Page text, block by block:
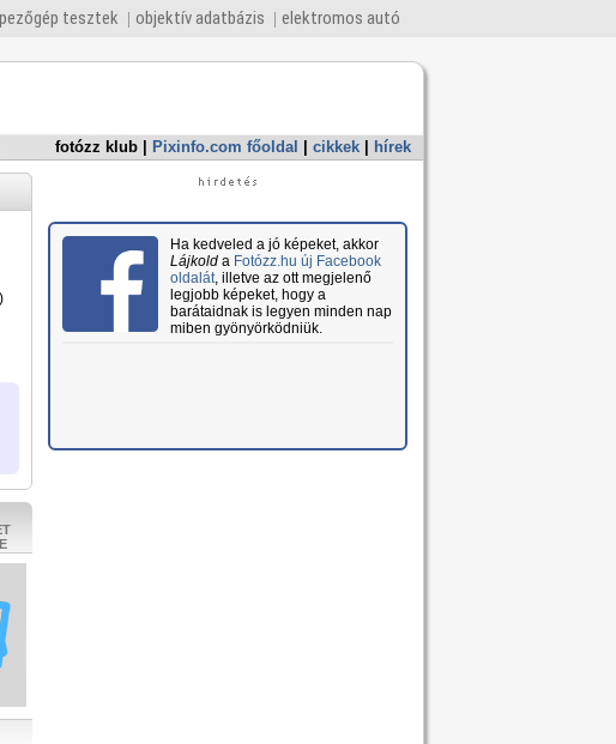
tesztek objektív adatbázis elektromos autó
fotózz klub Pixinfo.com főoldal cikkek hírek
)
Ha kedveled a jó képeket, akkor
Lájkolda Fotózz.hu új Facebook
oldalát, illetve az ott megjelenő
legjobb képeket, hogy a
barátaidnak is legyen minden nap
miben gyönyörködniük.